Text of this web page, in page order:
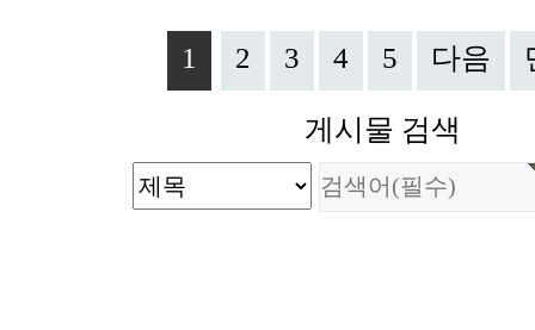
1 2 3 4 5 다음
게시물 검색